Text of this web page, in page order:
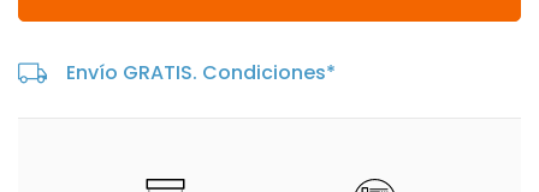
Envío GRATIS. Condiciones*